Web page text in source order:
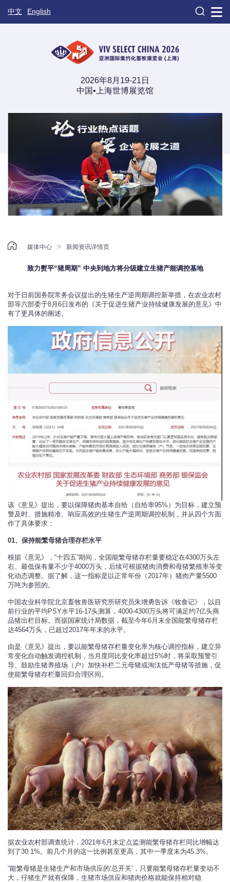
中文 English 
2026年8月19-21日
中国•上海世博展览馆
 媒体中心 > 新闻资讯详情页
致力熨平“猪周期” 中央到地方将分级建立生猪产能调控基地
对于日前国务院常务会议提出的生猪生产逆周期调控新举措，在农业农村
部等六部委于8月6日发布的《关于促进生猪产业持续健康发展的意见》中
有了更具体的阐述。
该《意见》提出，要以保障猪肉基本自给（自给率95%）为目标，建立预
警及时、措施精准、响应高效的生猪生产逆周期调控机制，并从四个方面
作了具体要求：
01、保持能繁母猪合理存栏水平
根据《意见》，“十四五”期间，全国能繁母猪存栏量要稳定在4300万头左
右、最低保有量不少于4000万头，后续可根据猪肉消费和母猪繁殖率等变
化动态调整。据了解，这一指标是以正常年份（2017年）猪肉产量5500
万吨为参照的。
中国农业科学院北京畜牧兽医研究所研究员朱增勇告诉《牧食记》，以目
前行业的平均PSY水平16-17头测算，4000-4300万头将可满足约7亿头商
品猪出栏目标。而据国家统计局数据，截至今年6月末全国能繁母猪存栏
达4564万头，已超过2017年年末的水平。
由是《意见》提出，要以能繁母猪存栏量变化率为核心调控指标，建立异
常变化自动触发调控机制，当月度同比变化率超过5%时，将采取预警引
导、鼓励生猪养殖场（户）加快补栏二元母猪或淘汰低产母猪等措施，促
使能繁母猪存栏量回归合理区间。
据农业农村部调查统计，2021年6月末定点监测能繁母猪存栏同比增幅达
到了30.1%。前几个月的这一比例甚至更高，其中一季度末为45.3%。
“能繁母猪是生猪生产和市场供应的‘总开关’，只要能繁母猪存栏量变动不
大，仔猪生产就有保障，生猪市场供应和猪肉价格就能保持相对稳